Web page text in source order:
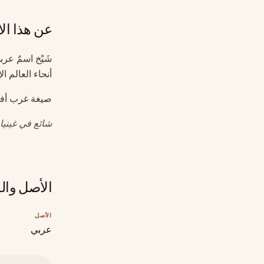
عن هذا
شَيْخ اسمٌ
أنحاء العالم
صيغة غرب
شائع في
الأصل
الأصل
عربي